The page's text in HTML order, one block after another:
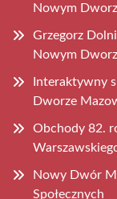
Nowym
Grzegorz
Nowym
Interaktywny
Dworze
Obchody 82.
Nowy Dwór
Społecznych